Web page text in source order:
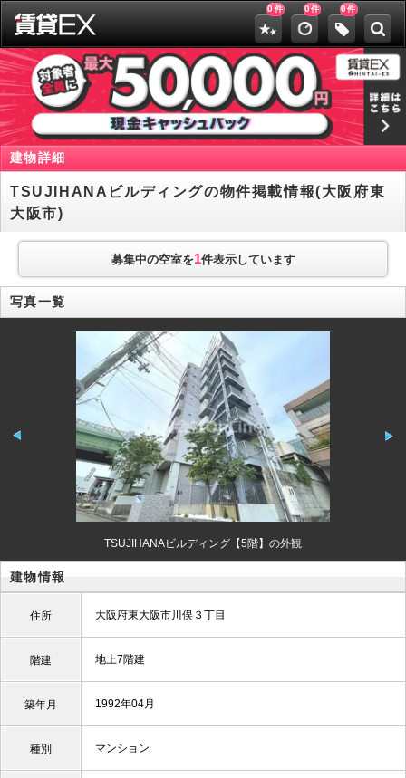
0 件 0件 0件
建物詳細
TSUJIHANAビルディングの物件掲載情報(大阪府東
大阪市)
募集中の空室を1件表示しています
写真一覧
TSUJIHANAビルディング【5階】の外観
建物情報
住所 大阪府東大阪市川俣３丁目
階建 地上7階建
築年月 1992年04月
種別 マンション